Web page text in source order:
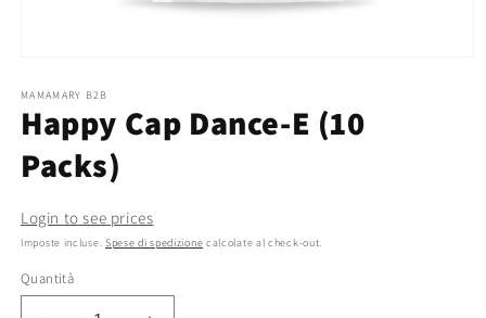
multimediali
1
in
finestra
modale
MAMAMARY B2B
Happy Cap Dance-E (10
Packs)
Login to see prices
Imposte incluse. Spese di spedizione calcolate al check-out.
Quantità